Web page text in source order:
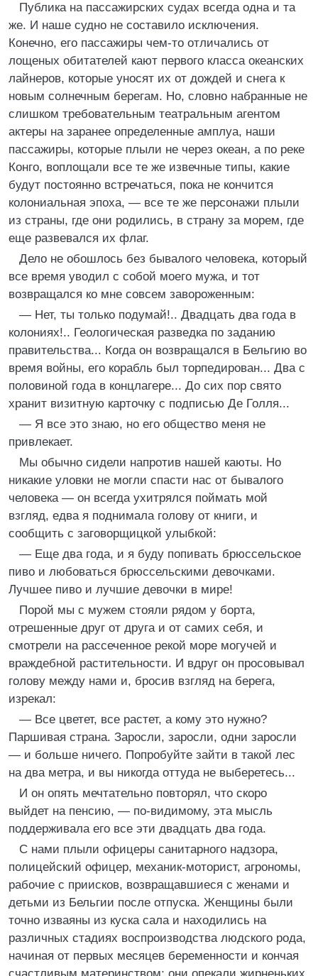
Публика на пассажирских судах всегда одна и та
же. И наше судно не составило исключения.
Конечно, его пассажиры чем-то отличались от
лощеных обитателей кают первого класса океанских
лайнеров, которые уносят их от дождей и снега к
новым солнечным берегам. Но, словно набранные не
слишком требовательным театральным агентом
актеры на заранее определенные амплуа, наши
пассажиры, которые плыли не через океан, а по реке
Конго, воплощали все те же извечные типы, какие
будут постоянно встречаться, пока не кончится
колониальная эпоха, — все те же персонажи плыли
из страны, где они родились, в страну за морем, где
еще развевался их флаг.
Дело не обошлось без бывалого человека, который
все время уводил с собой моего мужа, и тот
возвращался ко мне совсем завороженным:
— Нет, ты только подумай!.. Двадцать два года в
колониях!.. Геологическая разведка по заданию
правительства... Когда он возвращался в Бельгию во
время войны, его корабль был торпедирован... Два с
половиной года в концлагере... До сих пор свято
хранит визитную карточку с подписью Де Голля...
— Я все это знаю, но его общество меня не
привлекает.
Мы обычно сидели напротив нашей каюты. Но
никакие уловки не могли спасти нас от бывалого
человека — он всегда ухитрялся поймать мой
взгляд, едва я поднимала голову от книги, и
сообщить с заговорщицкой улыбкой:
— Еще два года, и я буду попивать брюссельское
пиво и любоваться брюссельскими девочками.
Лучшее пиво и лучшие девочки в мире!
Порой мы с мужем стояли рядом у борта,
отрешенные друг от друга и от самих себя, и
смотрели на рассеченное рекой море могучей и
враждебной растительности. И вдруг он просовывал
голову между нами и, бросив взгляд на берега,
изрекал:
— Все цветет, все растет, а кому это нужно?
Паршивая страна. Заросли, заросли, одни заросли
— и больше ничего. Попробуйте зайти в такой лес
на два метра, и вы никогда оттуда не выберетесь...
И он опять мечтательно повторял, что скоро
выйдет на пенсию, — по-видимому, эта мысль
поддерживала его все эти двадцать два года.
С нами плыли офицеры санитарного надзора,
полицейский офицер, механик-моторист, агрономы,
рабочие с приисков, возвращавшиеся с женами и
детьми из Бельгии после отпуска. Женщины были
точно изваяны из куска сала и находились на
различных стадиях воспроизводства людского рода,
начиная от первых месяцев беременности и кончая